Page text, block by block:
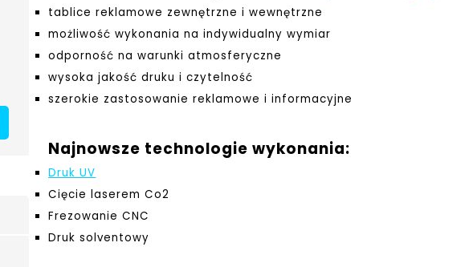
tablice reklamowe zewnętrzne i wewnętrzne
możliwość wykonania na indywidualny wymiar
odporność na warunki atmosferyczne
wysoka jakość druku i czytelność
szerokie zastosowanie reklamowe i informacyjne
Najnowsze technologie wykonania:
Druk UV
Cięcie laserem Co2
Frezowanie CNC
Druk solventowy